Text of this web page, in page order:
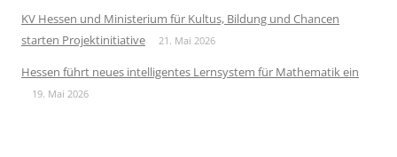
KV Hessen und Ministerium für Kultus, Bildung und Chancen
starten Projektinitiative
21. Mai 2026
Hessen führt neues intelligentes Lernsystem für Mathematik ein
19. Mai 2026